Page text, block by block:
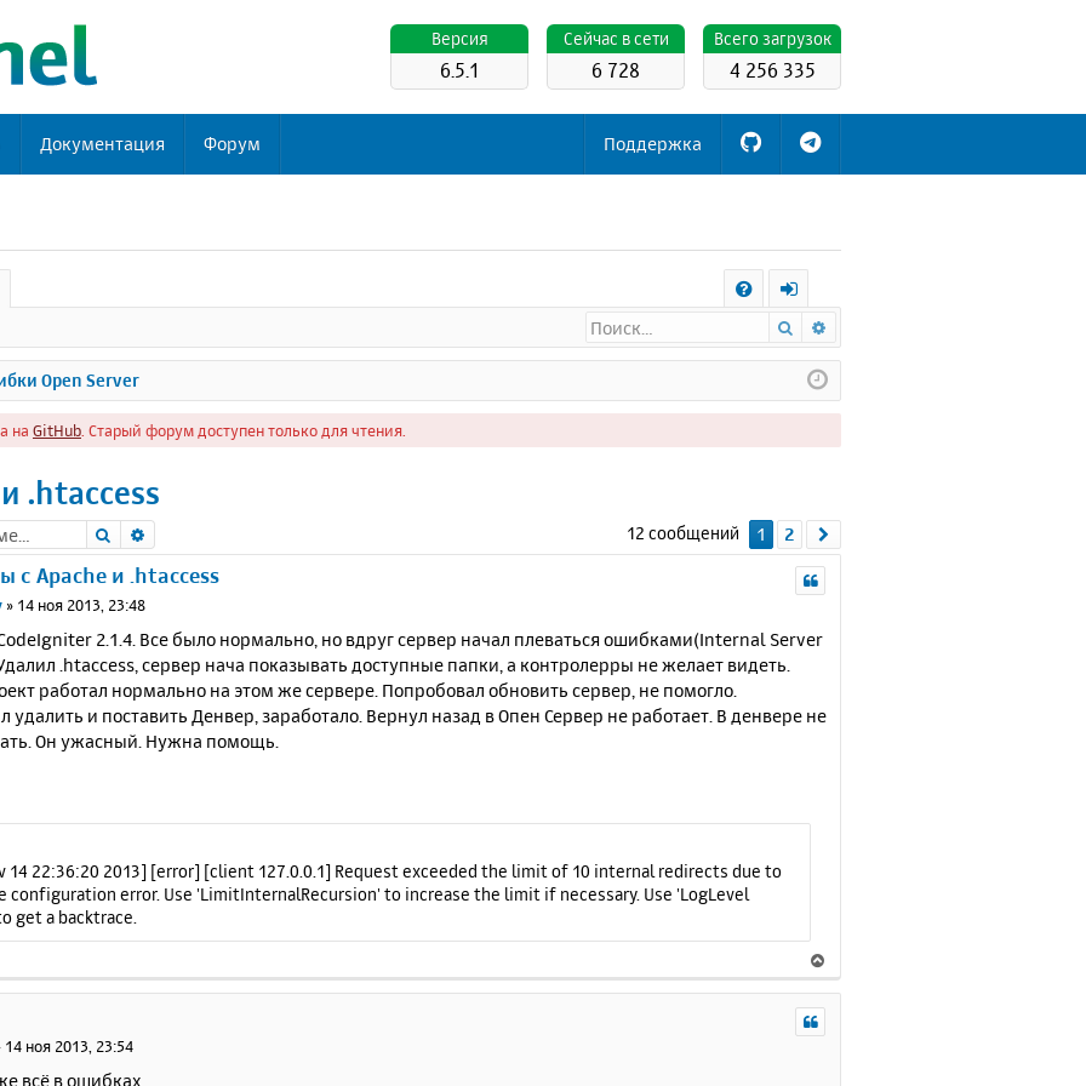
Всего загрузок
4 256 335
Cейчас в сети
6 728
Версия
6.5.1
Документация Форум Поддержка
Q
х
о
д
Поиск
Open Server
на GitHub . Старый форум доступен только для чтения.
.htaccess
Поиск 12 сообщений 1 2
с Apache и .htaccess
» 14 ноя 2013, 23:48
2.1.4. Все было нормально, но вдруг сервер начал плеваться ошибками(Internal Server
.htaccess, сервер нача показывать доступные папки, а контролерры не желает видеть.
работал нормально на этом же сервере. Попробовал обновить сервер, не помогло.
удалить и поставить Денвер, заработало. Вернул назад в Опен Сервер не работает. В денвере не
Он ужасный. Нужна помощь.
14 22:36:20 2013] [error] [client 127.0.0.1] Request exceeded the limit of 10 internal redirects due to
configuration error. Use 'LimitInternalRecursion' to increase the limit if necessary. Use 'LogLevel
get a backtrace.
е
14 ноя 2013, 23:54
всё в ошибках